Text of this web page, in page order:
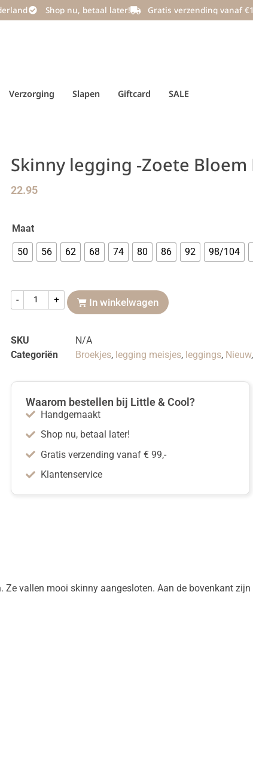
Shop nu, betaal later! Gratis verzending vanaf
Verzorging Slapen Giftcard SALE
Skinny legging -Zoete Bloem
22.95
Maat
50 56 62 68 74 80 86 92 98/104
- + In winkelwagen
SKU
N/A
Categoriën
Broekjes, legging meisjes, leggings, Nieuw,
Waarom bestellen bij Little & Cool?
Handgemaakt
Shop nu, betaal later!
Gratis verzending vanaf € 99,-
Klantenservice
vallen mooi skinny aangesloten. Aan de bovenkant